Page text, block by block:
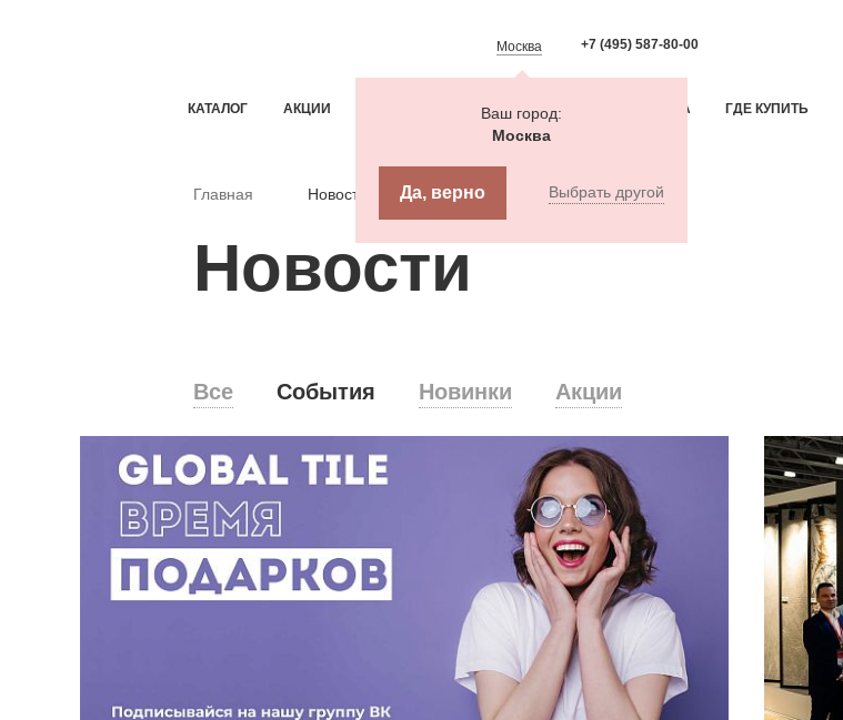
Москва
Ваш город:
Москва
Да, верно Выбрать другой
+7 (495) 587-80-00
КАТАЛОГ АКЦИИ ТИПОВЫЕ РЕШЕНИЯ ОПЛАТА И ДОСТАВКА ГДЕ КУПИТЬ
Главная Новости
Новости
Все События Новинки Акции